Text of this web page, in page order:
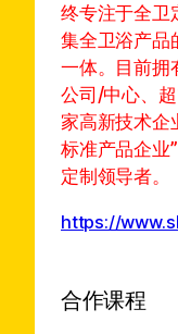
终专注于全卫
集全卫浴产品
一体。目前拥
公司/中心、
家高新技术企
标准产品企业
定制领导者。
https://
合作课程